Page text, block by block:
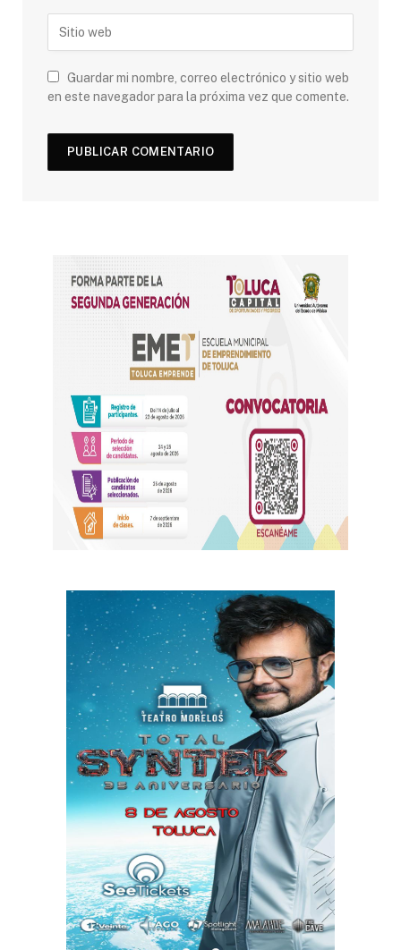
Guardar mi nombre, correo electrónico y sitio web
en este navegador para la próxima vez que comente.